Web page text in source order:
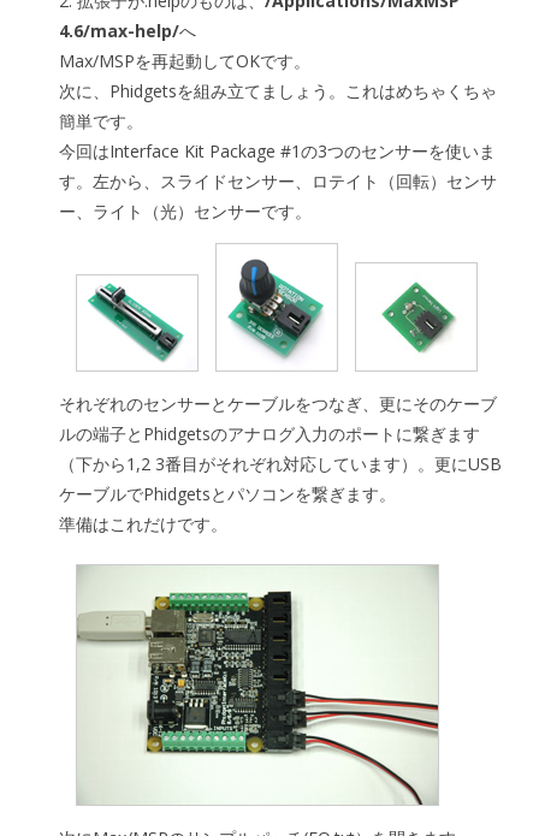
4.6/max-help/へ
Max/MSPを再起動してOKです。
次に、Phidgetsを組み立てましょう。これはめちゃくちゃ
簡単です。
今回はInterface Kit Package #1の3つのセンサーを使いま
す。左から、スライドセンサー、ロテイト（回転）センサ
ー、ライト（光）センサーです。
それぞれのセンサーとケーブルをつなぎ、更にそのケーブ
ルの端子とPhidgetsのアナログ入力のポートに繋ぎます
（下から1,2 3番目がそれぞれ対応しています）。更にUSB
ケーブルでPhidgetsとパソコンを繋ぎます。
準備はこれだけです。